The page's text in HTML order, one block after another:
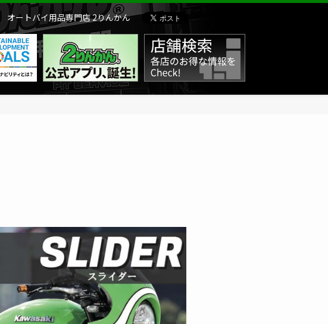
オートバイ用品専門店 2りんかん